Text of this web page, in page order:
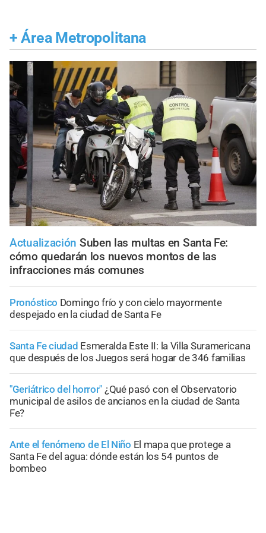
+ Área Metropolitana
Actualización Suben las multas en Santa Fe:
cómo quedarán los nuevos montos de las
infracciones más comunes
Pronóstico Domingo frío y con cielo mayormente
despejado en la ciudad de Santa Fe
Santa Fe ciudad Esmeralda Este II: la Villa Suramericana
que después de los Juegos será hogar de 346 familias
"Geriátrico del horror" ¿Qué pasó con el Observatorio
municipal de asilos de ancianos en la ciudad de Santa
Fe?
Ante el fenómeno de El Niño El mapa que protege a
Santa Fe del agua: dónde están los 54 puntos de
bombeo